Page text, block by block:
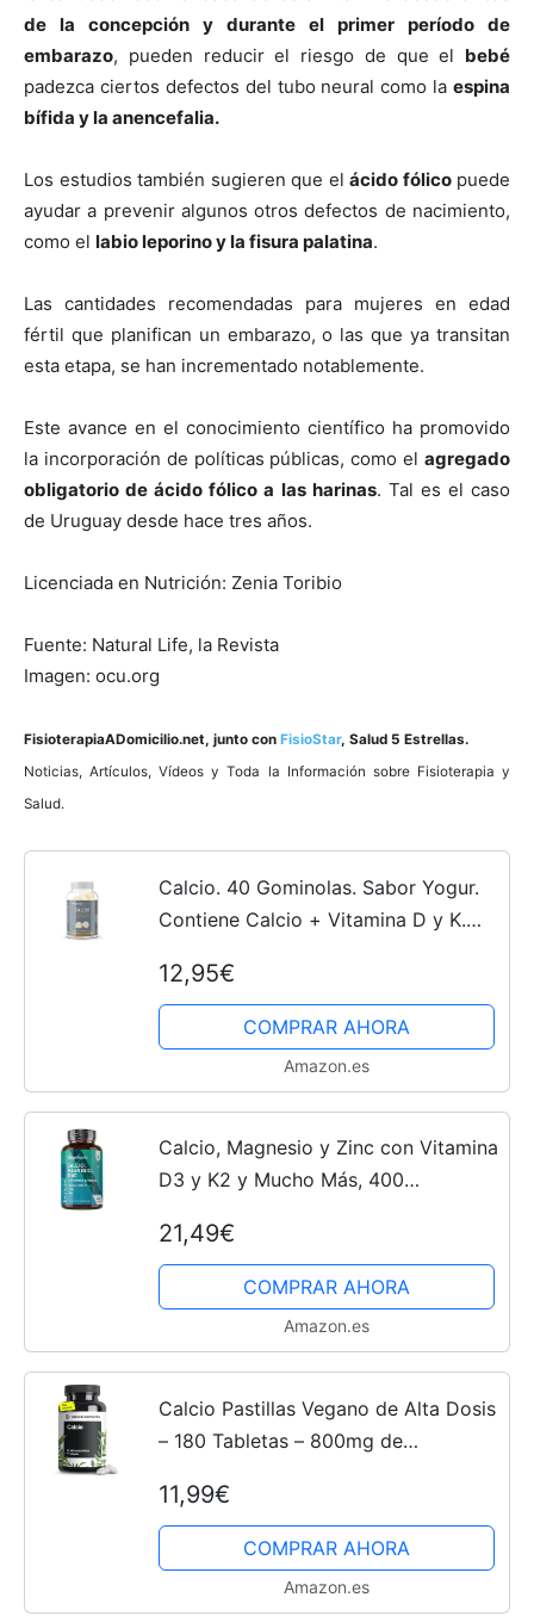
de la concepción y durante el primer perí­odo de
embarazo, pueden reducir el riesgo de que el bebé
padezca ciertos defectos del tubo neural como la espina
bí­fida y la anencefalia.
Los estudios también sugieren que el ácido fólicopuede
ayudar a prevenir algunos otros defectos de nacimiento,
como el labio leporino y la fisura palatina.
Las cantidades recomendadas para mujeres en edad
fértil que planifican un embarazo, o las que ya transitan
esta etapa, se han incrementado notablemente.
Este avance en el conocimiento cientí­fico ha promovido
la incorporación de polí­ticas públicas, como el agregado
obligatorio de ácido fólico a las harinas. Tal es el caso
de Uruguay desde hace tres años.
Licenciada en Nutrición: Zenia Toribio
Fuente: Natural Life, la Revista
Imagen: ocu.org
FisioterapiaADomicilio.net, junto con FisioStar, Salud 5 Estrellas.
Noticias, Artí­culos, Ví­deos y Toda la Información sobre Fisioterapia y
Salud.
Calcio. 40 Gominolas. Sabor Yogur.
Contiene Calcio + Vitamina D y K.
Proporciona los nutrientes más
importantes para la...
12,95€
COMPRAR AHORA
Amazon.es
Calcio, Magnesio y Zinc con Vitamina
D3 y K2 y Mucho Más, 400
Complejo de Vitaminas y Minerales
para Sistema Inmunológico,...
21,49€
COMPRAR AHORA
Amazon.es
Calcio Pastillas Vegano de Alta Dosis
– 180 Tabletas – 800mg de
– sin aditivos indeseables – fabricado
en Alemania y...
11,99€
COMPRAR AHORA
Amazon.es